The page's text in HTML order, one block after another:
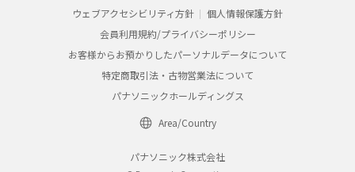
ウェブアクセシビリティ方針
個人情報保護方針
会員利用規約/プライバシーポリシー
お客様からお預かりしたパーソナルデータについて
特定商取引法・古物営業法について
パナソニックホールディングス
Area/Country
パナソニック株式会社